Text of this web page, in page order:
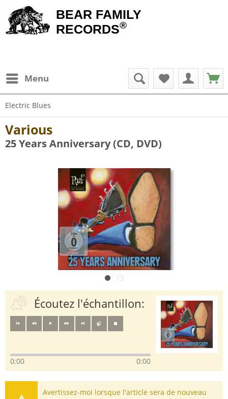
BEAR FAMILY
RECORDS®
Menu
Electric Blues
Various
25 Years Anniversary (CD, DVD)
Écoutez l'échantillon:
0:00 0:00
Avertissez-moi lorsque l'article sera de nouveau